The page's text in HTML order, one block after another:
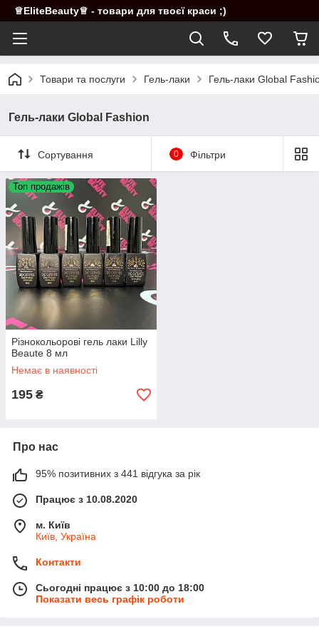
♕EliteBeauty♕ - товари для твоєї краси ;)
Товари та послуги Гель-лаки Гель-лаки Global
Гель-лаки Global Fashion
Сортування 0 Фільтри
Топ продажів
Різнокольорові гель лаки Lilly
Beaute 8 мл
Немає в наявності
195 ₴
Про нас
95% позитивних з 441 відгука за рік
Працює з 10.08.2020
м. Київ
Київ, Україна
Контакти
Сьогодні працює з 10:00 до 18:00
Показати весь графік роботи